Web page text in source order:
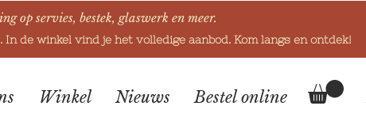
op servies, bestek, glaswerk en meer.
de winkel vind je het volledige aanbod. Kom langs en ontdek!
Winkel Nieuws Bestel online